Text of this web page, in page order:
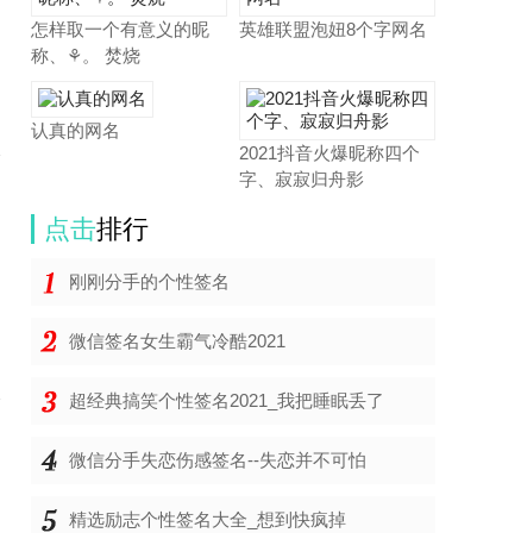
怎样取一个有意义的昵
称、⚘。 焚烧
英雄联盟泡妞8个字网名
认真的网名
2021抖音火爆昵称四个
字、寂寂归舟影
点击排行
刚刚分手的个性签名
微信签名女生霸气冷酷2021
超经典搞笑个性签名2021_我把睡眠丢了
微信分手失恋伤感签名--失恋并不可怕
精选励志个性签名大全_想到快疯掉